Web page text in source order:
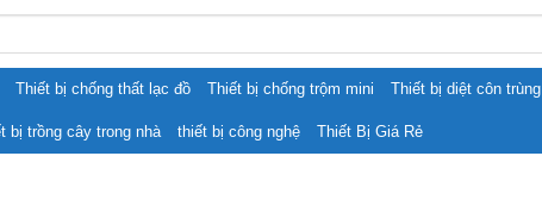
Thiết bị chống thất lạc đồ Thiết bị chống trộm mini Thiết bị diệt côn trùng
bị trồng cây trong nhà thiết bị công nghệ Thiết Bị Giá Rẻ